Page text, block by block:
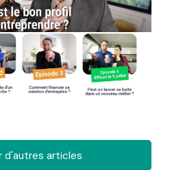
d'autres articles